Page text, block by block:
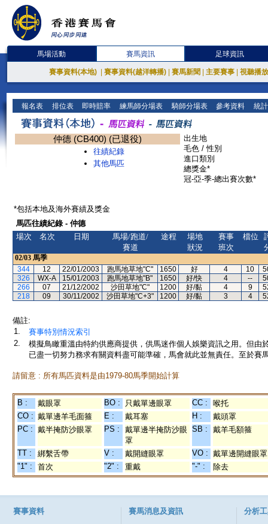
馬場活動 賽馬資訊 足球資訊
賽事資料(本地) 賽事資料(越洋轉播) 賽馬新聞 主要賽事 視聽播
報名表 排位表 即時賠率 練馬師分場表 騎師分場表 參考資料 統
仲德 (CB400) (已退役)
往績紀錄
其他馬匹
出生地
毛色 / 性別
進口類別
總獎金*
冠-亞-季-總出賽次數*
*包括本地及海外賽績及獎金
馬匹往績紀錄 - 仲德
場次
名次 日期
馬場/跑道/
賽道
途程
場地
狀況
賽事
班次
檔位
02/03 馬季
344
12 22/01/2003 跑馬地草地"C" 1650 好 4 10
326
WX-A 15/01/2003 跑馬地草地"B" 1650 好/快 4 --
266
07 21/12/2002 沙田草地"C" 1200 好/黏 4 9
218
09 30/11/2002 沙田草地"C+3" 1200 好/黏 3 4
備註:
1.
賽事特別情況索引
2.
模擬鳥瞰重溫由特約供應商提供，供馬迷作個人娛樂資訊之用。但
已盡一切努力務求有關資料盡可能準確，馬會就此並無責任。至於賽
請留意 : 所有馬匹資料是由1979-80馬季開始計算
B : 戴眼罩 BO : 只戴單邊眼罩 CC :
喉托
CO : 戴單邊羊毛面箍 E : 戴耳塞 H :
戴頭罩
PC : 戴半掩防沙眼罩 PS :
戴單邊半掩防沙眼
罩
SB : 戴羊毛額箍
TT : 綁繫舌帶 V : 戴開縫眼罩 VO : 戴單邊開縫眼罩
"1" :
首次 "2" : 重戴 "-" : 除去
賽事資料 賽馬消息及資訊 分析